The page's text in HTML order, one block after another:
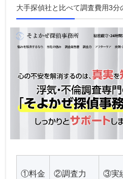
大手探偵社と比べて調査費用3分
①料金 ②調査力 ③